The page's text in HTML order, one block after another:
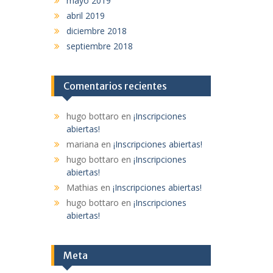
abril 2019
diciembre 2018
septiembre 2018
Comentarios recientes
hugo bottaro en ¡Inscripciones
abiertas!
mariana en ¡Inscripciones abiertas!
hugo bottaro en ¡Inscripciones
abiertas!
Mathias en ¡Inscripciones abiertas!
hugo bottaro en ¡Inscripciones
abiertas!
Meta